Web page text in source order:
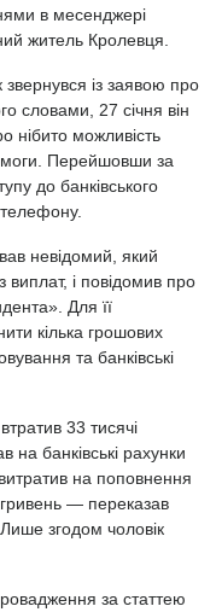
в месенджері
житель Кролевця.
звернувся із заявою про
словами, 27 січня він
нібито можливість
Перейшовши за
до банківського
невідомий, який
виплат, і повідомив про
Для її
кілька грошових
та банківські
33 тисячі
на банківські рахунки
на поповнення
— переказав
згодом чоловік
за статтею